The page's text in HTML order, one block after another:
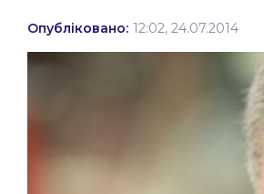
ЗАКАРПАТСЬКІ
НОВИНИ ЗАХІДНОЇ
Опубліковано: 12:02, 24.07.2014